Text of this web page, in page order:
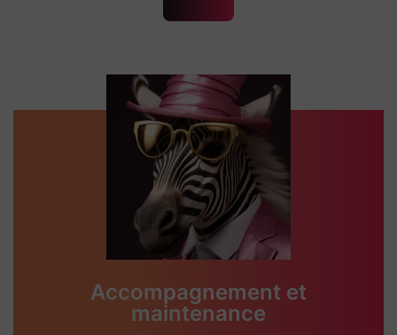
Accompagnement et
maintenance